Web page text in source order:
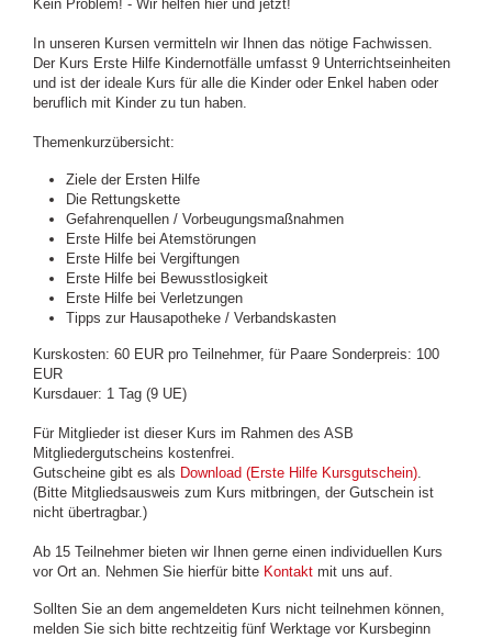
Kein Problem! - Wir helfen hier und jetzt!
In unseren Kursen vermitteln wir Ihnen das nötige Fachwissen.
Der Kurs Erste Hilfe Kindernotfälle umfasst 9 Unterrichtseinheiten
und ist der ideale Kurs für alle die Kinder oder Enkel haben oder
beruflich mit Kinder zu tun haben.
Themenkurzübersicht:
Ziele der Ersten Hilfe
Die Rettungskette
Gefahrenquellen / Vorbeugungsmaßnahmen
Erste Hilfe bei Atemstörungen
Erste Hilfe bei Vergiftungen
Erste Hilfe bei Bewusstlosigkeit
Erste Hilfe bei Verletzungen
Tipps zur Hausapotheke / Verbandskasten
Kurskosten: 60 EUR pro Teilnehmer, für Paare Sonderpreis: 100
EUR
Kursdauer: 1 Tag (9 UE)
Für Mitglieder ist dieser Kurs im Rahmen des ASB
Mitgliedergutscheins kostenfrei.
Gutscheine gibt es als Download (Erste Hilfe Kursgutschein).
(Bitte Mitgliedsausweis zum Kurs mitbringen, der Gutschein ist
nicht übertragbar.)
Ab 15 Teilnehmer bieten wir Ihnen gerne einen individuellen Kurs
vor Ort an. Nehmen Sie hierfür bitte Kontaktmit uns auf.
Sollten Sie an dem angemeldeten Kurs nicht teilnehmen können,
melden Sie sich bitte rechtzeitig fünf Werktage vor Kursbeginn